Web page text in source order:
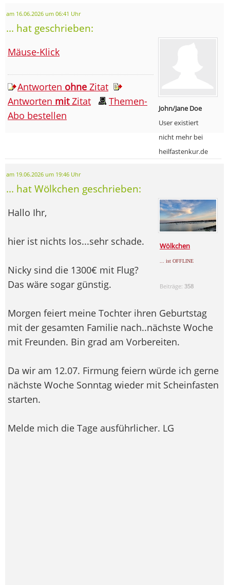
am 16.06.2026 um 06:41 Uhr
... hat geschrieben:
John/Jane Doe
User existiert
nicht mehr bei
heilfastenkur.de
Mäuse-Klick
Antworten ohne Zitat
Antworten mitZitat
Themen-
Abo bestellen
am 19.06.2026 um 19:46 Uhr
... hat Wölkchen geschrieben:
Wölkchen
... ist OFFLINE
Beiträge: 358
Hallo Ihr,
hier ist nichts los...sehr schade.
Nicky sind die 1300€ mit Flug?
Das wäre sogar günstig.
Morgen feiert meine Tochter ihren Geburtstag
mit der gesamten Familie nach..nächste Woche
mit Freunden. Bin grad am Vorbereiten.
Da wir am 12.07. Firmung feiern würde ich gerne
nächste Woche Sonntag wieder mit Scheinfasten
starten.
Melde mich die Tage ausführlicher. LG